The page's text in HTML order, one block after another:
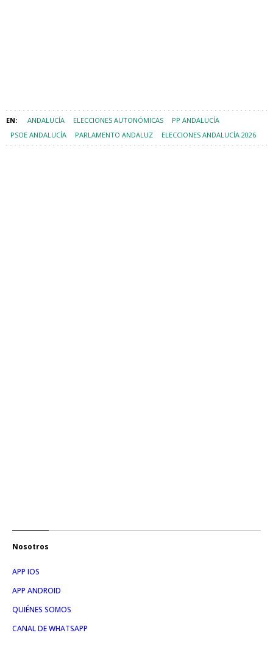
ANDALUCÍA ELECCIONES AUTONÓMICAS
PP ANDALUCÍA
PSOE ANDALUCÍA
PARLAMENTO ANDALUZ ELECCIONES ANDALUCÍA 2026
Nosotros
APP IOS
APP ANDROID
QUIÉNES SOMOS
CANAL DE WHATSAPP